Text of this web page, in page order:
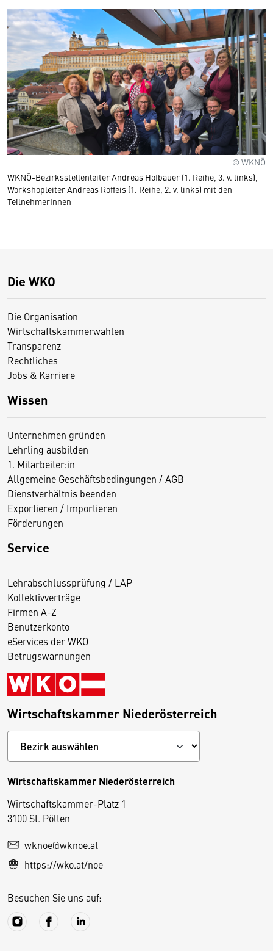
© WKNÖ
WKNÖ-Bezirksstellenleiter Andreas Hofbauer (1. Reihe, 3. v. links),
Workshopleiter Andreas Roffeis (1. Reihe, 2. v. links) mit den
TeilnehmerInnen
Die WKO
Die Organisation
Wirtschaftskammerwahlen
Transparenz
Rechtliches
Jobs & Karriere
Wissen
Unternehmen gründen
Lehrling ausbilden
1. Mitarbeiter:in
Allgemeine Geschäftsbedingungen / AGB
Dienstverhältnis beenden
Exportieren / Importieren
Förderungen
Service
Lehrabschlussprüfung / LAP
Kollektivverträge
Firmen A-Z
Benutzerkonto
eServices der WKO
Betrugswarnungen
Wirtschaftskammer Niederösterreich
Wirtschaftskammer Niederösterreich
Wirtschaftskammer-Platz 1
3100 St. Pölten
wknoe@wknoe.at
https://wko.at/noe
Besuchen Sie uns auf:
D
e
s
S
e